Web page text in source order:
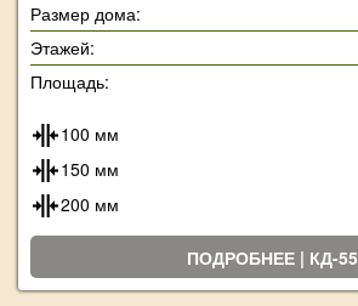
Размер дома:
Этажей:
Площадь:
100 мм
150 мм
200 мм
ПОДРОБНЕЕ | КД-55